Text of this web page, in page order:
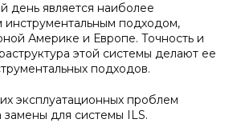
день является наиболее
инструментальным подходом,
Америке и Европе. Точность и
этой системы делают ее
подходов.
эксплуатационных проблем
замены для системы ILS.